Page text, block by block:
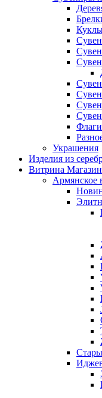
Флаги
Украшения
Изделия из
Витрина
Армянское